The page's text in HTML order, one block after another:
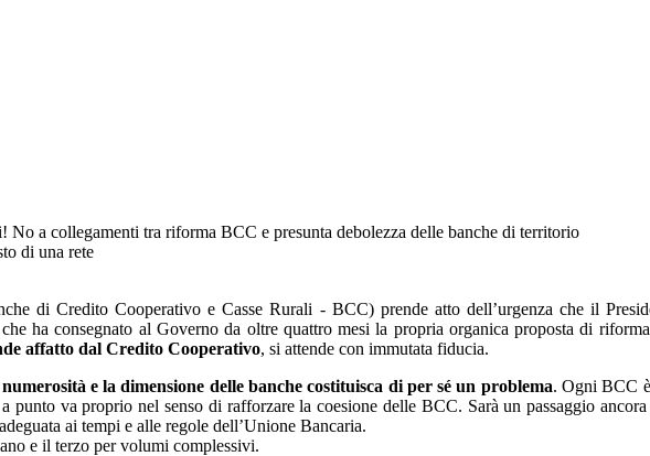
No a collegamenti tra riforma BCC e presunta debolezza delle banche di territorio
di una rete
di Credito Cooperativo e Casse Rurali - BCC) prende atto dell’urgenza che il
ha consegnato al Governo da oltre quattro mesi la propria organica proposta di
affatto dal Credito Cooperativo, si attende con immutata fiducia.
e la dimensione delle banche costituisca di per sé un problema. Ogni BCC
punto va proprio nel senso di rafforzare la coesione delle BCC. Sarà un passaggio
ai tempi e alle regole dell’Unione Bancaria.
e il terzo per volumi complessivi.